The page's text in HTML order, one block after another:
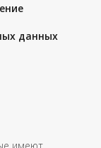
данных
имеют